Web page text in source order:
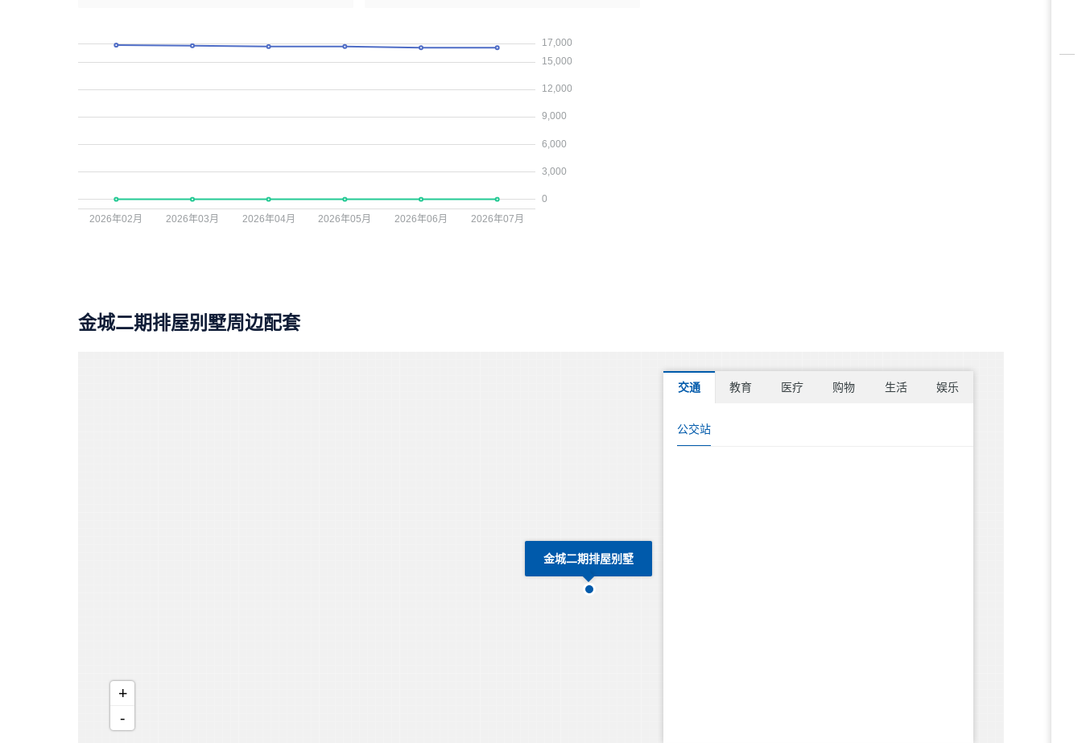
金城二期排屋别墅周边配套
金城二期排屋别墅
+
-
交通 教育 医疗 购物 生活 娱乐
公交站